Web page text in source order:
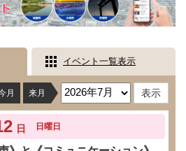
イベント一覧表示
月 来月
日 日曜日